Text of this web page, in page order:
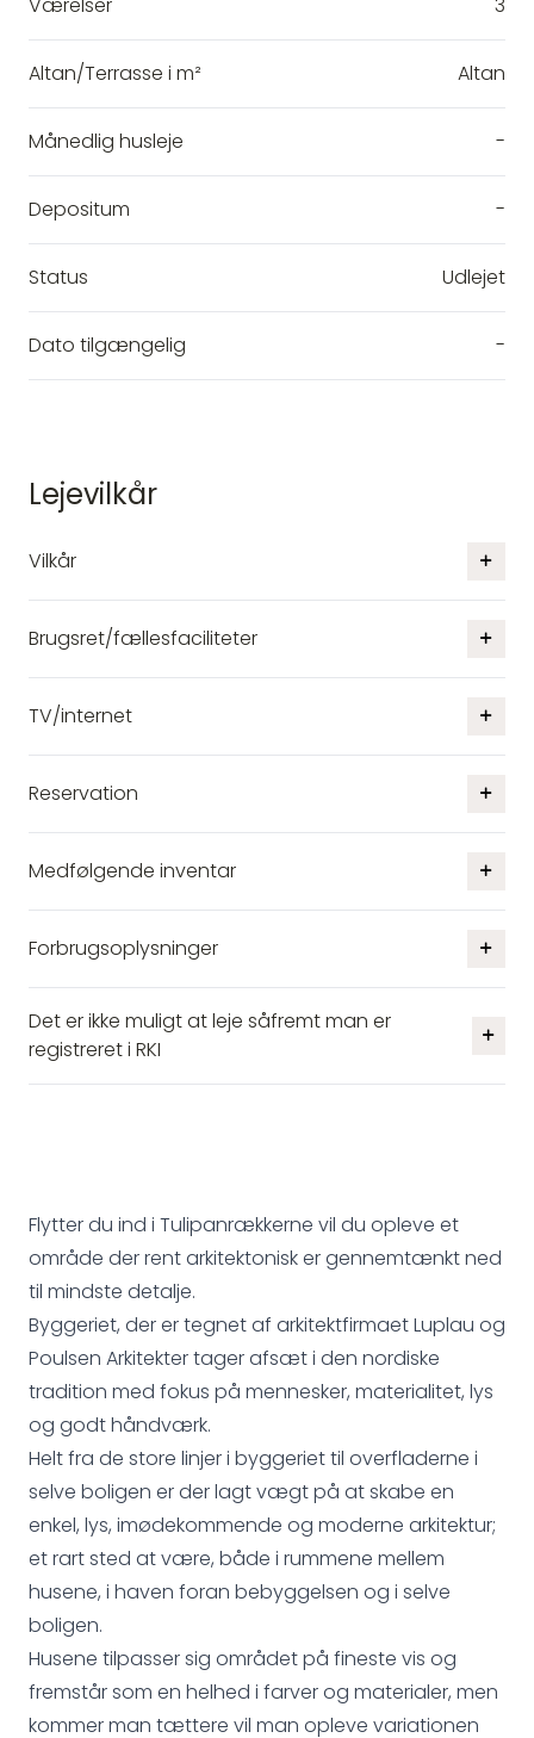
Værelser 3
Altan/Terrasse i m² Altan
Månedlig husleje -
Depositum -
Status Udlejet
Dato tilgængelig -
Lejevilkår
Vilkår
Brugsret/fællesfaciliteter
TV/internet
Reservation
Medfølgende inventar
Forbrugsoplysninger
Det er ikke muligt at leje såfremt man er
registreret i RKI
Flytter du ind i Tulipanrækkerne vil du opleve et
område der rent arkitektonisk er gennemtænkt ned
til mindste detalje.
Byggeriet, der er tegnet af arkitektfirmaet Luplau og
Poulsen Arkitekter tager afsæt i den nordiske
tradition med fokus på mennesker, materialitet, lys
og godt håndværk.
Helt fra de store linjer i byggeriet til overfladerne i
selve boligen er der lagt vægt på at skabe en
enkel, lys, imødekommende og moderne arkitektur;
et rart sted at være, både i rummene mellem
husene, i haven foran bebyggelsen og i selve
boligen.
Husene tilpasser sig området på fineste vis og
fremstår som en helhed i farver og materialer, men
kommer man tættere vil man opleve variationen